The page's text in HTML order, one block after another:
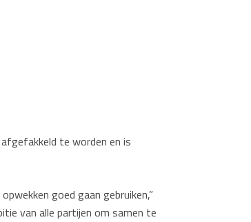
te worden en is
goed gaan gebruiken,”
van alle partijen om samen te